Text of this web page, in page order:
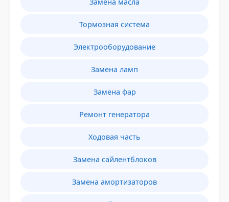
Тормозная система
Электрооборудование
Замена ламп
Замена фар
Ремонт генератора
Ходовая часть
Замена сайлентблоков
Замена амортизаторов